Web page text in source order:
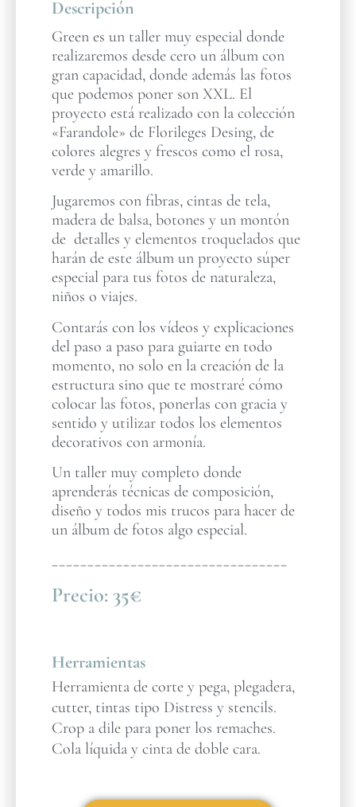
Descripción
Green es un taller muy especial donde
realizaremos desde cero un álbum con
gran capacidad, donde además las fotos
que podemos poner son XXL. El
proyecto está realizado con la colección
«Farandole» de Florileges Desing, de
colores alegres y frescos como el rosa,
verde y amarillo.
Jugaremos con fibras, cintas de tela,
madera de balsa, botones y un montón
de detalles y elementos troquelados que
harán de este álbum un proyecto súper
especial para tus fotos de naturaleza,
niños o viajes.
Contarás con los vídeos y explicaciones
del paso a paso para guiarte en todo
momento, no solo en la creación de la
estructura sino que te mostraré cómo
colocar las fotos, ponerlas con gracia y
sentido y utilizar todos los elementos
decorativos con armonía.
Un taller muy completo donde
aprenderás técnicas de composición,
diseño y todos mis trucos para hacer de
un álbum de fotos algo especial.
_________________________________
Precio: 35€
Herramientas
Herramienta de corte y pega, plegadera,
cutter, tintas tipo Distress y stencils.
Crop a dile para poner los remaches.
Cola líquida y cinta de doble cara.